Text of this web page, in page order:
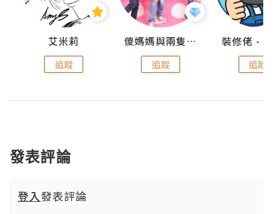
艾米莉
追蹤
儍媽媽與兩隻小魔怪之家
追蹤 追蹤
發表評論
登入發表評論